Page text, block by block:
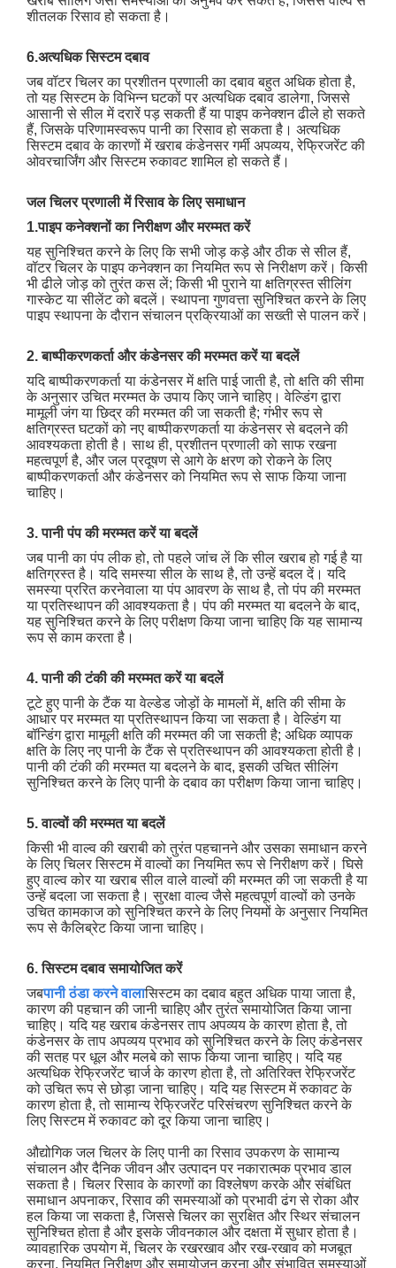
शीतलक रिसाव हो सकता है।
6.अत्यधिक सिस्टम दबाव
जब वॉटर चिलर का प्रशीतन प्रणाली का दबाव बहुत अधिक होता है,
तो यह सिस्टम के विभिन्न घटकों पर अत्यधिक दबाव डालेगा, जिससे
आसानी से सील में दरारें पड़ सकती हैं या पाइप कनेक्शन ढीले हो सकते
हैं, जिसके परिणामस्वरूप पानी का रिसाव हो सकता है। अत्यधिक
सिस्टम दबाव के कारणों में खराब कंडेनसर गर्मी अपव्यय, रेफ्रिजरेंट की
ओवरचार्जिंग और सिस्टम रुकावट शामिल हो सकते हैं।
जल चिलर प्रणाली में रिसाव के लिए समाधान
1.पाइप कनेक्शनों का निरीक्षण और मरम्मत करें
यह सुनिश्चित करने के लिए कि सभी जोड़ कड़े और ठीक से सील हैं,
वॉटर चिलर के पाइप कनेक्शन का नियमित रूप से निरीक्षण करें। किसी
भी ढीले जोड़ को तुरंत कस लें; किसी भी पुराने या क्षतिग्रस्त सीलिंग
गास्केट या सीलेंट को बदलें। स्थापना गुणवत्ता सुनिश्चित करने के लिए
पाइप स्थापना के दौरान संचालन प्रक्रियाओं का सख्ती से पालन करें।
2. बाष्पीकरणकर्ता और कंडेनसर की मरम्मत करें या बदलें
यदि बाष्पीकरणकर्ता या कंडेनसर में क्षति पाई जाती है, तो क्षति की सीमा
के अनुसार उचित मरम्मत के उपाय किए जाने चाहिए। वेल्डिंग द्वारा
मामूली जंग या छिद्र की मरम्मत की जा सकती है; गंभीर रूप से
क्षतिग्रस्त घटकों को नए बाष्पीकरणकर्ता या कंडेनसर से बदलने की
आवश्यकता होती है। साथ ही, प्रशीतन प्रणाली को साफ रखना
महत्वपूर्ण है, और जल प्रदूषण से आगे के क्षरण को रोकने के लिए
बाष्पीकरणकर्ता और कंडेनसर को नियमित रूप से साफ किया जाना
चाहिए।
3. पानी पंप की मरम्मत करें या बदलें
जब पानी का पंप लीक हो, तो पहले जांच लें कि सील खराब हो गई है या
क्षतिग्रस्त है। यदि समस्या सील के साथ है, तो उन्हें बदल दें। यदि
समस्या प्ररित करनेवाला या पंप आवरण के साथ है, तो पंप की मरम्मत
या प्रतिस्थापन की आवश्यकता है। पंप की मरम्मत या बदलने के बाद,
यह सुनिश्चित करने के लिए परीक्षण किया जाना चाहिए कि यह सामान्य
रूप से काम करता है।
4. पानी की टंकी की मरम्मत करें या बदलें
टूटे हुए पानी के टैंक या वेल्डेड जोड़ों के मामलों में, क्षति की सीमा के
आधार पर मरम्मत या प्रतिस्थापन किया जा सकता है। वेल्डिंग या
बॉन्डिंग द्वारा मामूली क्षति की मरम्मत की जा सकती है; अधिक व्यापक
क्षति के लिए नए पानी के टैंक से प्रतिस्थापन की आवश्यकता होती है।
पानी की टंकी की मरम्मत या बदलने के बाद, इसकी उचित सीलिंग
सुनिश्चित करने के लिए पानी के दबाव का परीक्षण किया जाना चाहिए।
5. वाल्वों की मरम्मत या बदलें
किसी भी वाल्व की खराबी को तुरंत पहचानने और उसका समाधान करने
के लिए चिलर सिस्टम में वाल्वों का नियमित रूप से निरीक्षण करें। घिसे
हुए वाल्व कोर या खराब सील वाले वाल्वों की मरम्मत की जा सकती है या
उन्हें बदला जा सकता है। सुरक्षा वाल्व जैसे महत्वपूर्ण वाल्वों को उनके
उचित कामकाज को सुनिश्चित करने के लिए नियमों के अनुसार नियमित
रूप से कैलिब्रेट किया जाना चाहिए।
6. सिस्टम दबाव समायोजित करें
जबपानी ठंडा करने वालासिस्टम का दबाव बहुत अधिक पाया जाता है,
कारण की पहचान की जानी चाहिए और तुरंत समायोजित किया जाना
चाहिए। यदि यह खराब कंडेनसर ताप अपव्यय के कारण होता है, तो
कंडेनसर के ताप अपव्यय प्रभाव को सुनिश्चित करने के लिए कंडेनसर
की सतह पर धूल और मलबे को साफ किया जाना चाहिए। यदि यह
अत्यधिक रेफ्रिजरेंट चार्ज के कारण होता है, तो अतिरिक्त रेफ्रिजरेंट
को उचित रूप से छोड़ा जाना चाहिए। यदि यह सिस्टम में रुकावट के
कारण होता है, तो सामान्य रेफ्रिजरेंट परिसंचरण सुनिश्चित करने के
लिए सिस्टम में रुकावट को दूर किया जाना चाहिए।
औद्योगिक जल चिलर के लिए पानी का रिसाव उपकरण के सामान्य
संचालन और दैनिक जीवन और उत्पादन पर नकारात्मक प्रभाव डाल
सकता है। चिलर रिसाव के कारणों का विश्लेषण करके और संबंधित
समाधान अपनाकर, रिसाव की समस्याओं को प्रभावी ढंग से रोका और
हल किया जा सकता है, जिससे चिलर का सुरक्षित और स्थिर संचालन
सुनिश्चित होता है और इसके जीवनकाल और दक्षता में सुधार होता है।
व्यावहारिक उपयोग में, चिलर के रखरखाव और रख-रखाव को मजबूत
करना, नियमित निरीक्षण और समायोजन करना और संभावित समस्याओं